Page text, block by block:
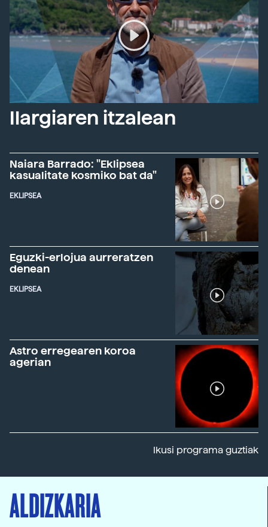
Ilargiaren itzalean
Naiara Barrado: "Eklipsea
kasualitate kosmiko bat da"
EKLIPSEA
Eguzki-erlojua aurreratzen
denean
EKLIPSEA
Astro erregearen koroa
agerian
Ikusi programa guztiak
ALDIZKARIA